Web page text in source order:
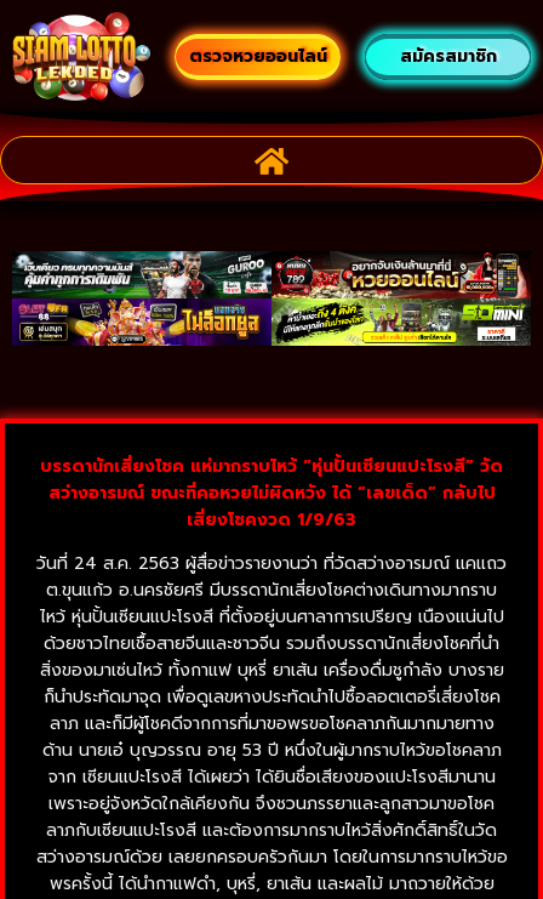
ตรวจหวยออนไลน์ สมัครสมาชิก
บรรดานักเสี่ยงโชค แห่มากราบไหว้ “หุ่นปั้นเซียนแปะโรงสี” วัด
สว่างอารมณ์ ขณะที่คอหวยไม่ผิดหวัง ได้ “เลขเด็ด” กลับไป
เสี่ยงโชคงวด 1/9/63
วันที่ 24 ส.ค. 2563 ผู้สื่อข่าวรายงานว่า ที่วัดสว่างอารมณ์ แคแถว
ต.ขุนแก้ว อ.นครชัยศรี มีบรรดานักเสี่ยงโชคต่างเดินทางมากราบ
ไหว้ หุ่นปั้นเซียนแปะโรงสี ที่ตั้งอยู่บนศาลาการเปรียญ เนืองแน่นไป
ด้วยชาวไทยเชื้อสายจีนและชาวจีน รวมถึงบรรดานักเสี่ยงโชคที่นำ
สิ่งของมาเซ่นไหว้ ทั้งกาแฟ บุหรี่ ยาเส้น เครื่องดื่มชูกำลัง บางราย
ก็นำประทัดมาจุด เพื่อดูเลขหางประทัดนำไปซื้อลอตเตอรี่เสี่ยงโชค
ลาภ และก็มีผู้โชคดีจากการที่มาขอพรขอโชคลาภกันมากมายทาง
ด้าน นายเอ๋ บุญวรรณ อายุ 53 ปี หนึ่งในผู้มากราบไหว้ขอโชคลาภ
จาก เซียนแปะโรงสี ได้เผยว่า ได้ยินชื่อเสียงของแปะโรงสีมานาน
เพราะอยู่จังหวัดใกล้เคียงกัน จึงชวนภรรยาและลูกสาวมาขอโชค
ลาภกับเซียนแปะโรงสี และต้องการมากราบไหว้สิ่งศักดิ์สิทธิ์ในวัด
สว่างอารมณ์ด้วย เลยยกครอบครัวกันมา โดยในการมากราบไหว้ขอ
พรครั้งนี้ ได้นำกาแฟดำ, บุหรี่, ยาเส้น และผลไม้ มาถวายให้ด้วย